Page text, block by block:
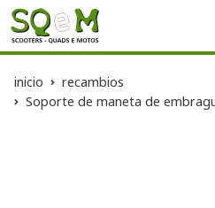
inicio
recambios
Soporte de maneta de